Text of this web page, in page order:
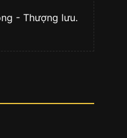
- Thượng lưu.